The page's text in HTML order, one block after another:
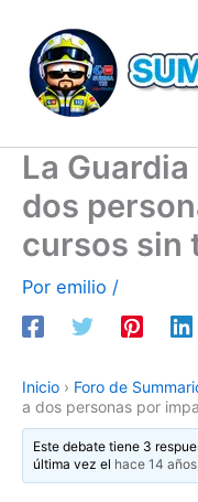
contenido
La
dos
cursos sin
Por emilio /
Inicio › Foro de
a dos personas por
Este debate tiene 3
última vez el hace 14